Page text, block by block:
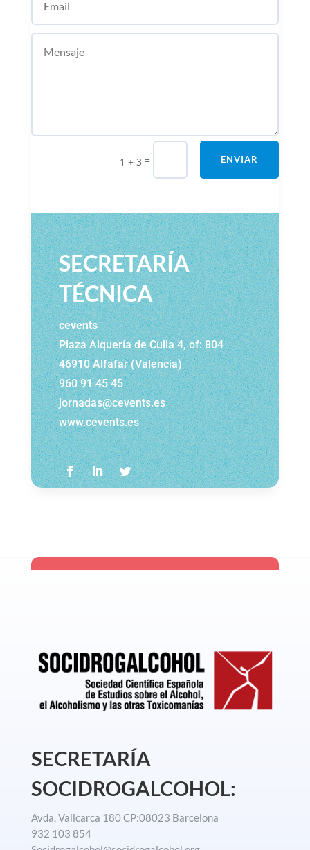
1 + 3 = ENVIAR
SECRETARÍA
TÉCNICA
cevents
Plaza Alquería de Culla 4, of: 804
46910 Alfafar (Valencia)
960 91 45 45
jornadas@cevents.es
www.cevents.es
SECRETARÍA
SOCIDROGALCOHOL:
Avda. Vallcarca 180 CP:08023 Barcelona
932 103 854